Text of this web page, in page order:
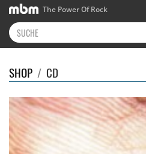
The Power Of Rock
SHOP / CD